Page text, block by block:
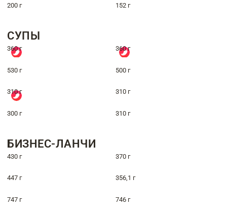
200 г 152 г
СУПЫ
360 г 360 г
530 г 500 г
310 г 310 г
300 г 310 г
БИЗНЕС-ЛАНЧИ
430 г 370 г
447 г 356,1 г
747 г 746 г